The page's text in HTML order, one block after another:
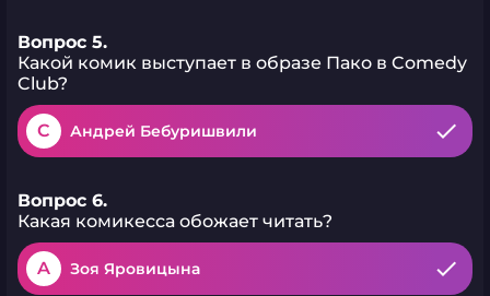
Вопрос 5.
Какой комик выступает в образе Пако в Comedy
Club?
C Андрей Бебуришвили
Вопрос 6.
Какая комикесса обожает читать?
A Зоя Яровицына